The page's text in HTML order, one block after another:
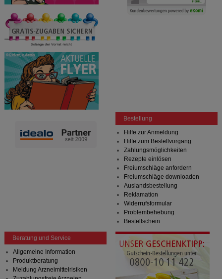
Bestellung
Hilfe zur Anmeldung
Hilfe zum Bestellvorgang
Zahlungsmöglichkeiten
Rezepte einlösen
Freiumschläge anfordern
Freiumschläge downloaden
Auslandsbestellung
Reklamation
Widerrufsformular
Problembehebung
Bestellschein
Beratung und Service
Allgemeine Information
Produktberatung
Meldung Arzneimittelrisiken